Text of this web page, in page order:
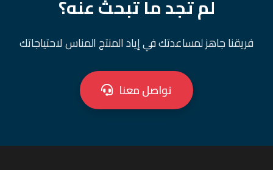
لم تجد ما تبحث عنه؟
فريقنا جاهز لمساعدتك في إياد المنتج المناس لاحتياجاتك
تواصل معنا